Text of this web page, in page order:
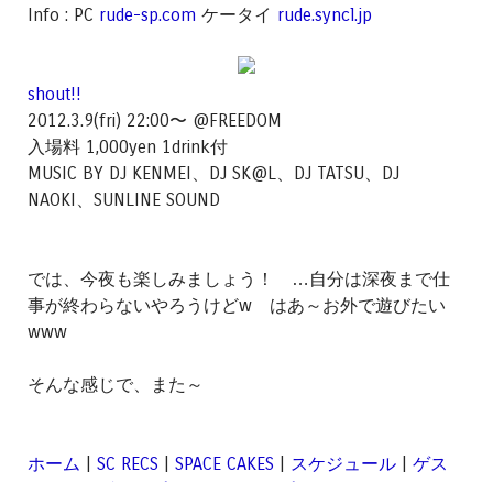
Info : PC rude-sp.com ケータイ rude.syncl.jp
shout!!
2012.3.9(fri) 22:00〜 @FREEDOM
入場料 1,000yen 1drink付
MUSIC BY DJ KENMEI、DJ SK@L、DJ TATSU、DJ
NAOKI、SUNLINE SOUND
では、今夜も楽しみましょう！ …自分は深夜まで仕
事が終わらないやろうけどw はあ～お外で遊びたい
www
そんな感じで、また～
ホーム SC RECS SPACE CAKES スケジュール
ゲス